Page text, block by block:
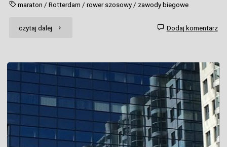
maraton / Rotterdam / rower szosowy/ zawody biegowe
czytaj dalej "Odzyskać Dodaj komentarz